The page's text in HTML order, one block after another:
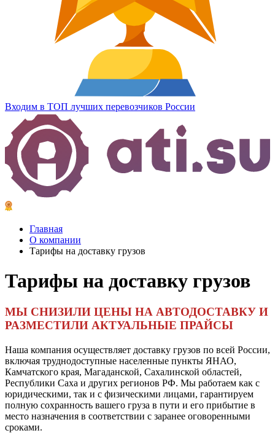
Входим в ТОП лучших перевозчиков России
Главная
О компании
Тарифы на доставку грузов
Тарифы на доставку грузов
МЫ СНИЗИЛИ ЦЕНЫ НА АВТОДОСТАВКУ И
РАЗМЕСТИЛИ АКТУАЛЬНЫЕ ПРАЙСЫ
Наша компания осуществляет доставку грузов по всей России,
включая труднодоступные населенные пункты ЯНАО,
Камчатского края, Магаданской, Сахалинской областей,
Республики Саха и других регионов РФ. Мы работаем как с
юридическими, так и с физическими лицами, гарантируем
полную сохранность вашего груза в пути и его прибытие в
место назначения в соответствии с заранее оговоренными
сроками.